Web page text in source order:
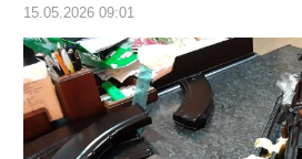
15.05.2026 09:01